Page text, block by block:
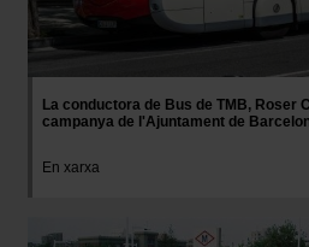
La conductora de Bus de TMB, Roser
campanya de l'Ajuntament de
En xarxa